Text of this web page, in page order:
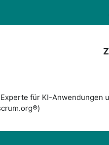
Experte für KI-Anwendungen